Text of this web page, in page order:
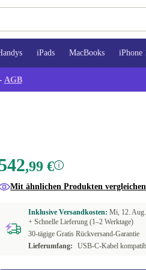
iPads MacBooks iPhone
AGB
,99 €
Mit ähnlichen Produkten vergleichen
Inklusive Versandkosten:Mi, 12. Aug.
+ Schnelle Lieferung (1–2 Werktage)
30-tägige Gratis Rückversand-Garantie
Lieferumfang:
USB-C-Kabel